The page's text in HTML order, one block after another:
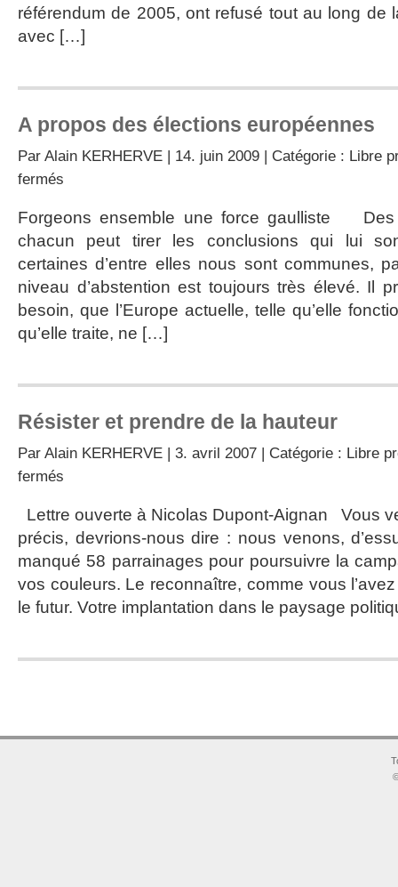
référendum de 2005, ont refusé tout au long de
avec […]
A propos des élections européennes
Par Alain KERHERVE | 14. juin 2009 | Catégorie : Libre
fermés
des
élections
Forgeons ensemble une force gaulliste Des
chacun peut tirer les conclusions qui lui
certaines d’entre elles nous sont communes,
niveau d’abstention est toujours très élevé. Il
besoin, que l’Europe actuelle, telle qu’elle
qu’elle traite, ne […]
Résister et prendre de la hauteur
Par Alain KERHERVE | 3. avril 2007 | Catégorie : Libre
fermés
prendre
hauteur
Lettre ouverte à Nicolas Dupont-Aignan Vous
précis, devrions-nous dire : nous venons,
manqué 58 parrainages pour poursuivre la
vos couleurs. Le reconnaître, comme vous
le futur. Votre implantation dans le paysage